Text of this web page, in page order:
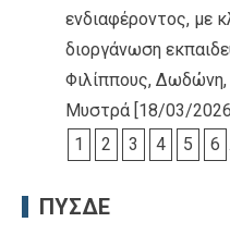
ενδιαφέροντος, με
διοργάνωση
Φιλίππους, Δωδώνη,
Μυστρά [18/03/
1
2 3 4 5 6
ΠΥΣΔΕ